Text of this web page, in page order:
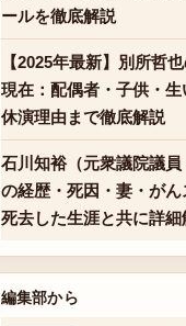
ールを徹底解説
【2025年最新】別所哲
現在：配偶者・子供・
休演理由まで徹底解説
石川知裕（元衆議院議員
の経歴・死因・妻・が
死去した生涯と共に詳細
編集部から